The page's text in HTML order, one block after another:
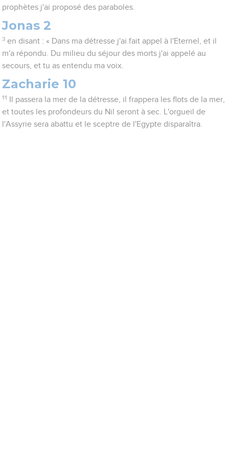
prophètes j'ai proposé des paraboles.
Jonas 2
3 en disant : « Dans ma détresse j'ai fait appel à l'Eternel, et il
m'a répondu. Du milieu du séjour des morts j'ai appelé au
secours, et tu as entendu ma voix.
Zacharie 10
11
Il passera la mer de la détresse, il frappera les flots de la mer,
et toutes les profondeurs du Nil seront à sec. L'orgueil de
l'Assyrie sera abattu et le sceptre de l'Egypte disparaîtra.